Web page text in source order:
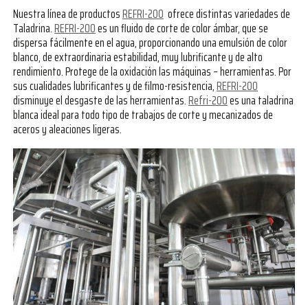
Nuestra línea de productosREFRI-200 ofrece distintas variedades de
Taladrina.REFRI-200es un fluido de corte de color ámbar, que se
dispersa fácilmente en el agua, proporcionando una emulsión de color
blanco, de extraordinaria estabilidad, muy lubrificante y de alto
rendimiento. Protege de la oxidación las máquinas – herramientas. Por
sus cualidades lubrificantes y de filmo-resistencia,REFRI-200
disminuye el desgaste de las herramientas.Refri-200es una taladrina
blanca ideal para todo tipo de trabajos de corte y mecanizados de
aceros y aleaciones ligeras.